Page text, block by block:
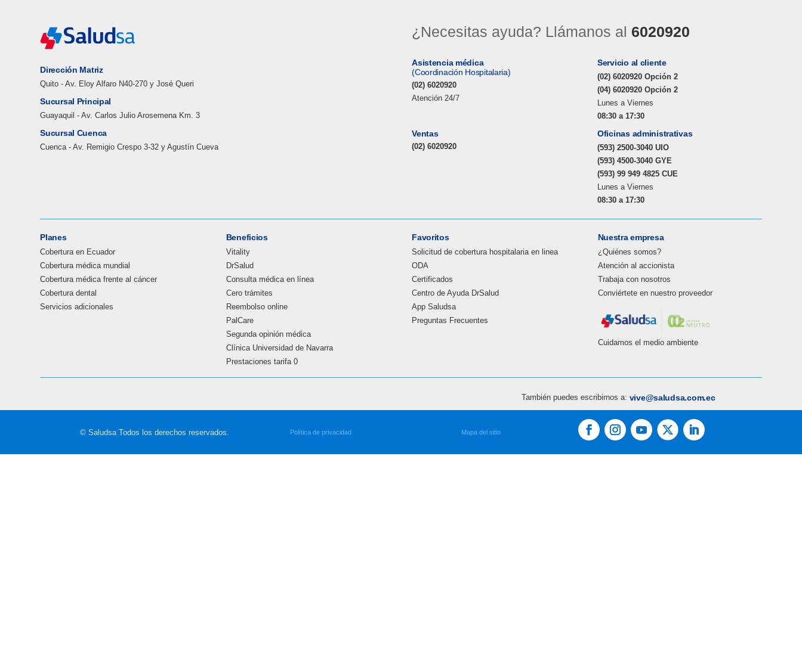
Dirección Matriz
Quito - Av. Eloy Alfaro N40-270 y José Queri
Sucursal Principal
Guayaquil - Av. Carlos Julio Arosemena Km. 3
Sucursal Cuenca
Cuenca - Av. Remigio Crespo 3-32 y Agustín Cueva
¿Necesitas ayuda? Llámanos al 6020920
Asistencia médica
(Coordinación Hospitalaria)
(02) 6020920
Atención 24/7
Servicio al cliente
(02) 6020920 Opción 2
(04) 6020920 Opción 2
Lunes a Viernes
08:30 a 17:30
Ventas
(02) 6020920
Oficinas administrativas
(593) 2500-3040 UIO
(593) 4500-3040 GYE
(593) 99 949 4825 CUE
Lunes a Viernes
08:30 a 17:30
Planes
Cobertura en Ecuador
Cobertura médica mundial
Cobertura médica frente al cáncer
Cobertura dental
Servicios adicionales
Beneficios
Vitality
DrSalud
Consulta médica en línea
Cero trámites
Reembolso online
PalCare
Segunda opinión médica
Clínica Universidad de Navarra
Prestaciones tarifa 0
Favoritos
Solicitud de cobertura hospitalaria en linea
ODA
Certificados
Centro de Ayuda DrSalud
App Saludsa
Preguntas Frecuentes
Nuestra empresa
¿Quiénes somos?
Atención al accionista
Trabaja con nosotros
Conviértete en nuestro proveedor
Cuidamos el medio ambiente
También puedes escribirnos a: vive@saludsa.com.ec
© Saludsa Todos los derechos reservados. Política de privacidad Mapa del sitio